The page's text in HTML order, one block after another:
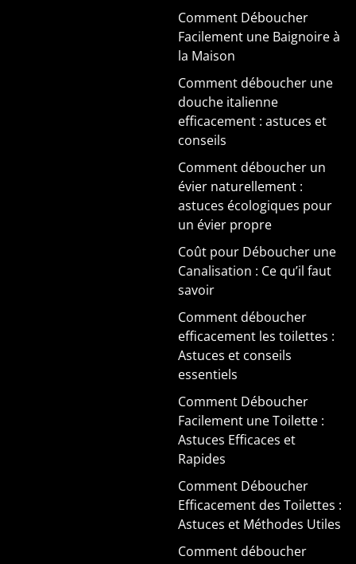
Comment Déboucher
Facilement une Baignoire à
la Maison
Comment déboucher une
douche italienne
efficacement : astuces et
conseils
Comment déboucher un
évier naturellement :
astuces écologiques pour
un évier propre
Coût pour Déboucher une
Canalisation : Ce qu’il faut
savoir
Comment déboucher
efficacement les toilettes :
Astuces et conseils
essentiels
Comment Déboucher
Facilement une Toilette :
Astuces Efficaces et
Rapides
Comment Déboucher
Efficacement des Toilettes :
Astuces et Méthodes Utiles
Comment déboucher